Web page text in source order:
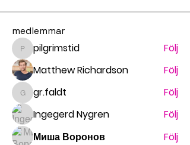
medlemmar
pilgrimstid
pilgrimstid
Följ
Matthew Richardson
Följ
gr.faldt
gr.faldt
Följ
Ingegerd Nygren
Följ
Миша Воронов
Följ